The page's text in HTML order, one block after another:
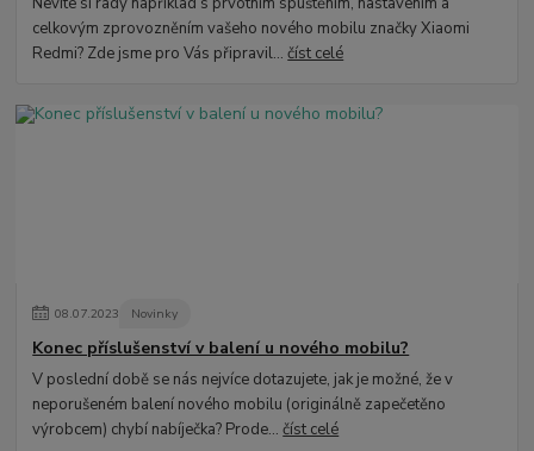
celkovým zprovozněním vašeho nového mobilu značky Xiaomi
Redmi? Zde jsme pro Vás připravil...číst celé
08.07.2023 Novinky
Konec příslušenství v balení u nového mobilu?
V poslední době se nás nejvíce dotazujete, jak je možné, že v
neporušeném balení nového mobilu (originálně zapečetěno
výrobcem) chybí nabíječka? Prode...číst celé